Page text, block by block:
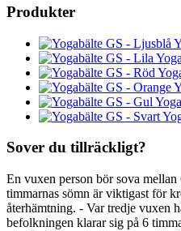
Produkter
Sover du tillräckligt?
En vuxen person bör sova
timmarnas sömn är viktigast för
återhämtning. - Var tredje vuxen
befolkningen klarar sig på 6